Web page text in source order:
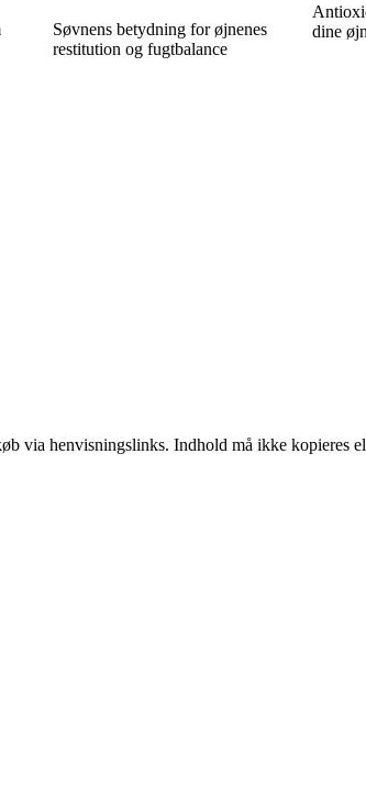
Søvnens betydning for øjnenes
restitution og fugtbalance
dine
via henvisningslinks. Indhold må ikke kopieres